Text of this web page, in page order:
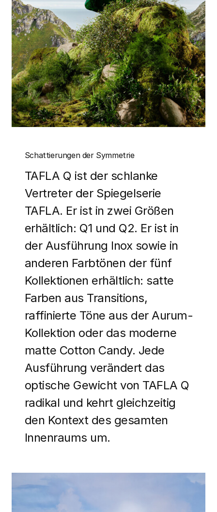
Schattierungen der Symmetrie
TAFLA Q ist der schlanke
Vertreter der Spiegelserie
TAFLA. Er ist in zwei Größen
erhältlich: Q1 und Q2. Er ist in
der Ausführung Inox sowie in
anderen Farbtönen der fünf
Kollektionen erhältlich: satte
Farben aus Transitions,
raffinierte Töne aus der Aurum-
Kollektion oder das moderne
matte Cotton Candy. Jede
Ausführung verändert das
optische Gewicht von TAFLA Q
radikal und kehrt gleichzeitig
den Kontext des gesamten
Innenraums um.